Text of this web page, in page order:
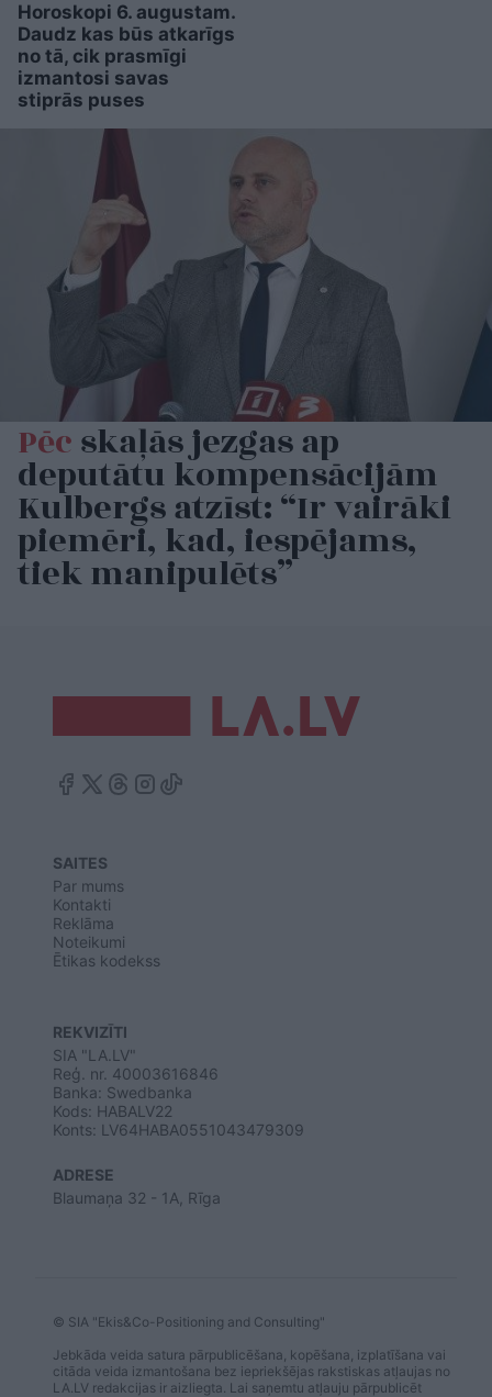
Horoskopi 6. augustam.
Daudz kas būs atkarīgs
no tā, cik prasmīgi
izmantosi savas
stiprās puses
Pēcskaļās jezgas ap
deputātu kompensācijām
Kulbergs atzīst: “Ir vairāki
piemēri, kad, iespējams,
tiek manipulēts”
SAITES
Par mums
Kontakti
Reklāma
Noteikumi
Ētikas kodekss
REKVIZĪTI
SIA "LA.LV"
Reģ. nr. 40003616846
Banka: Swedbanka
Kods: HABALV22
Konts: LV64HABA0551043479309
ADRESE
Blaumaņa 32 - 1A, Rīga
© SIA "Ekis&Co-Positioning and Consulting"
Jebkāda veida satura pārpublicēšana, kopēšana, izplatīšana vai
citāda veida izmantošana bez iepriekšējas rakstiskas atļaujas no
LA.LV redakcijas ir aizliegta. Lai saņemtu atļauju pārpublicēt